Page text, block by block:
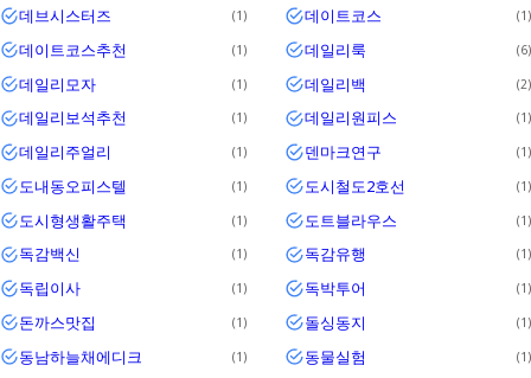
데브시스터즈 1 데이트코스 1
데이트코스추천 1 데일리룩 6
데일리모자 1 데일리백 2
데일리보석추천 1 데일리원피스 1
데일리주얼리 1 덴마크연구 1
도내동오피스텔 1 도시철도2호선 1
도시형생활주택 1 도트블라우스 1
독감백신 1 독감유행 1
독립이사 1 독박투어 1
돈까스맛집 1 돌싱동지 1
동남하늘채에디크 1 동물실험 1